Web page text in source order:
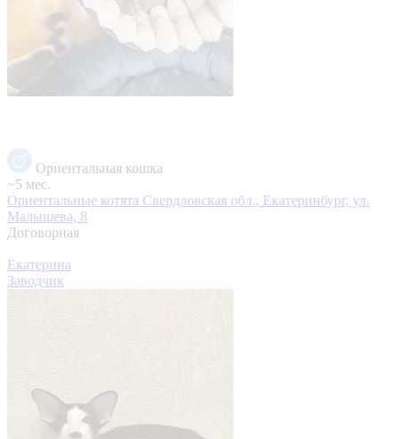
Ориентальная кошка
~5 мес.
Ориентальные котята Свердловская обл., Екатеринбург, ул.
Малышева, 8
Договорная
Екатерина
Заводчик